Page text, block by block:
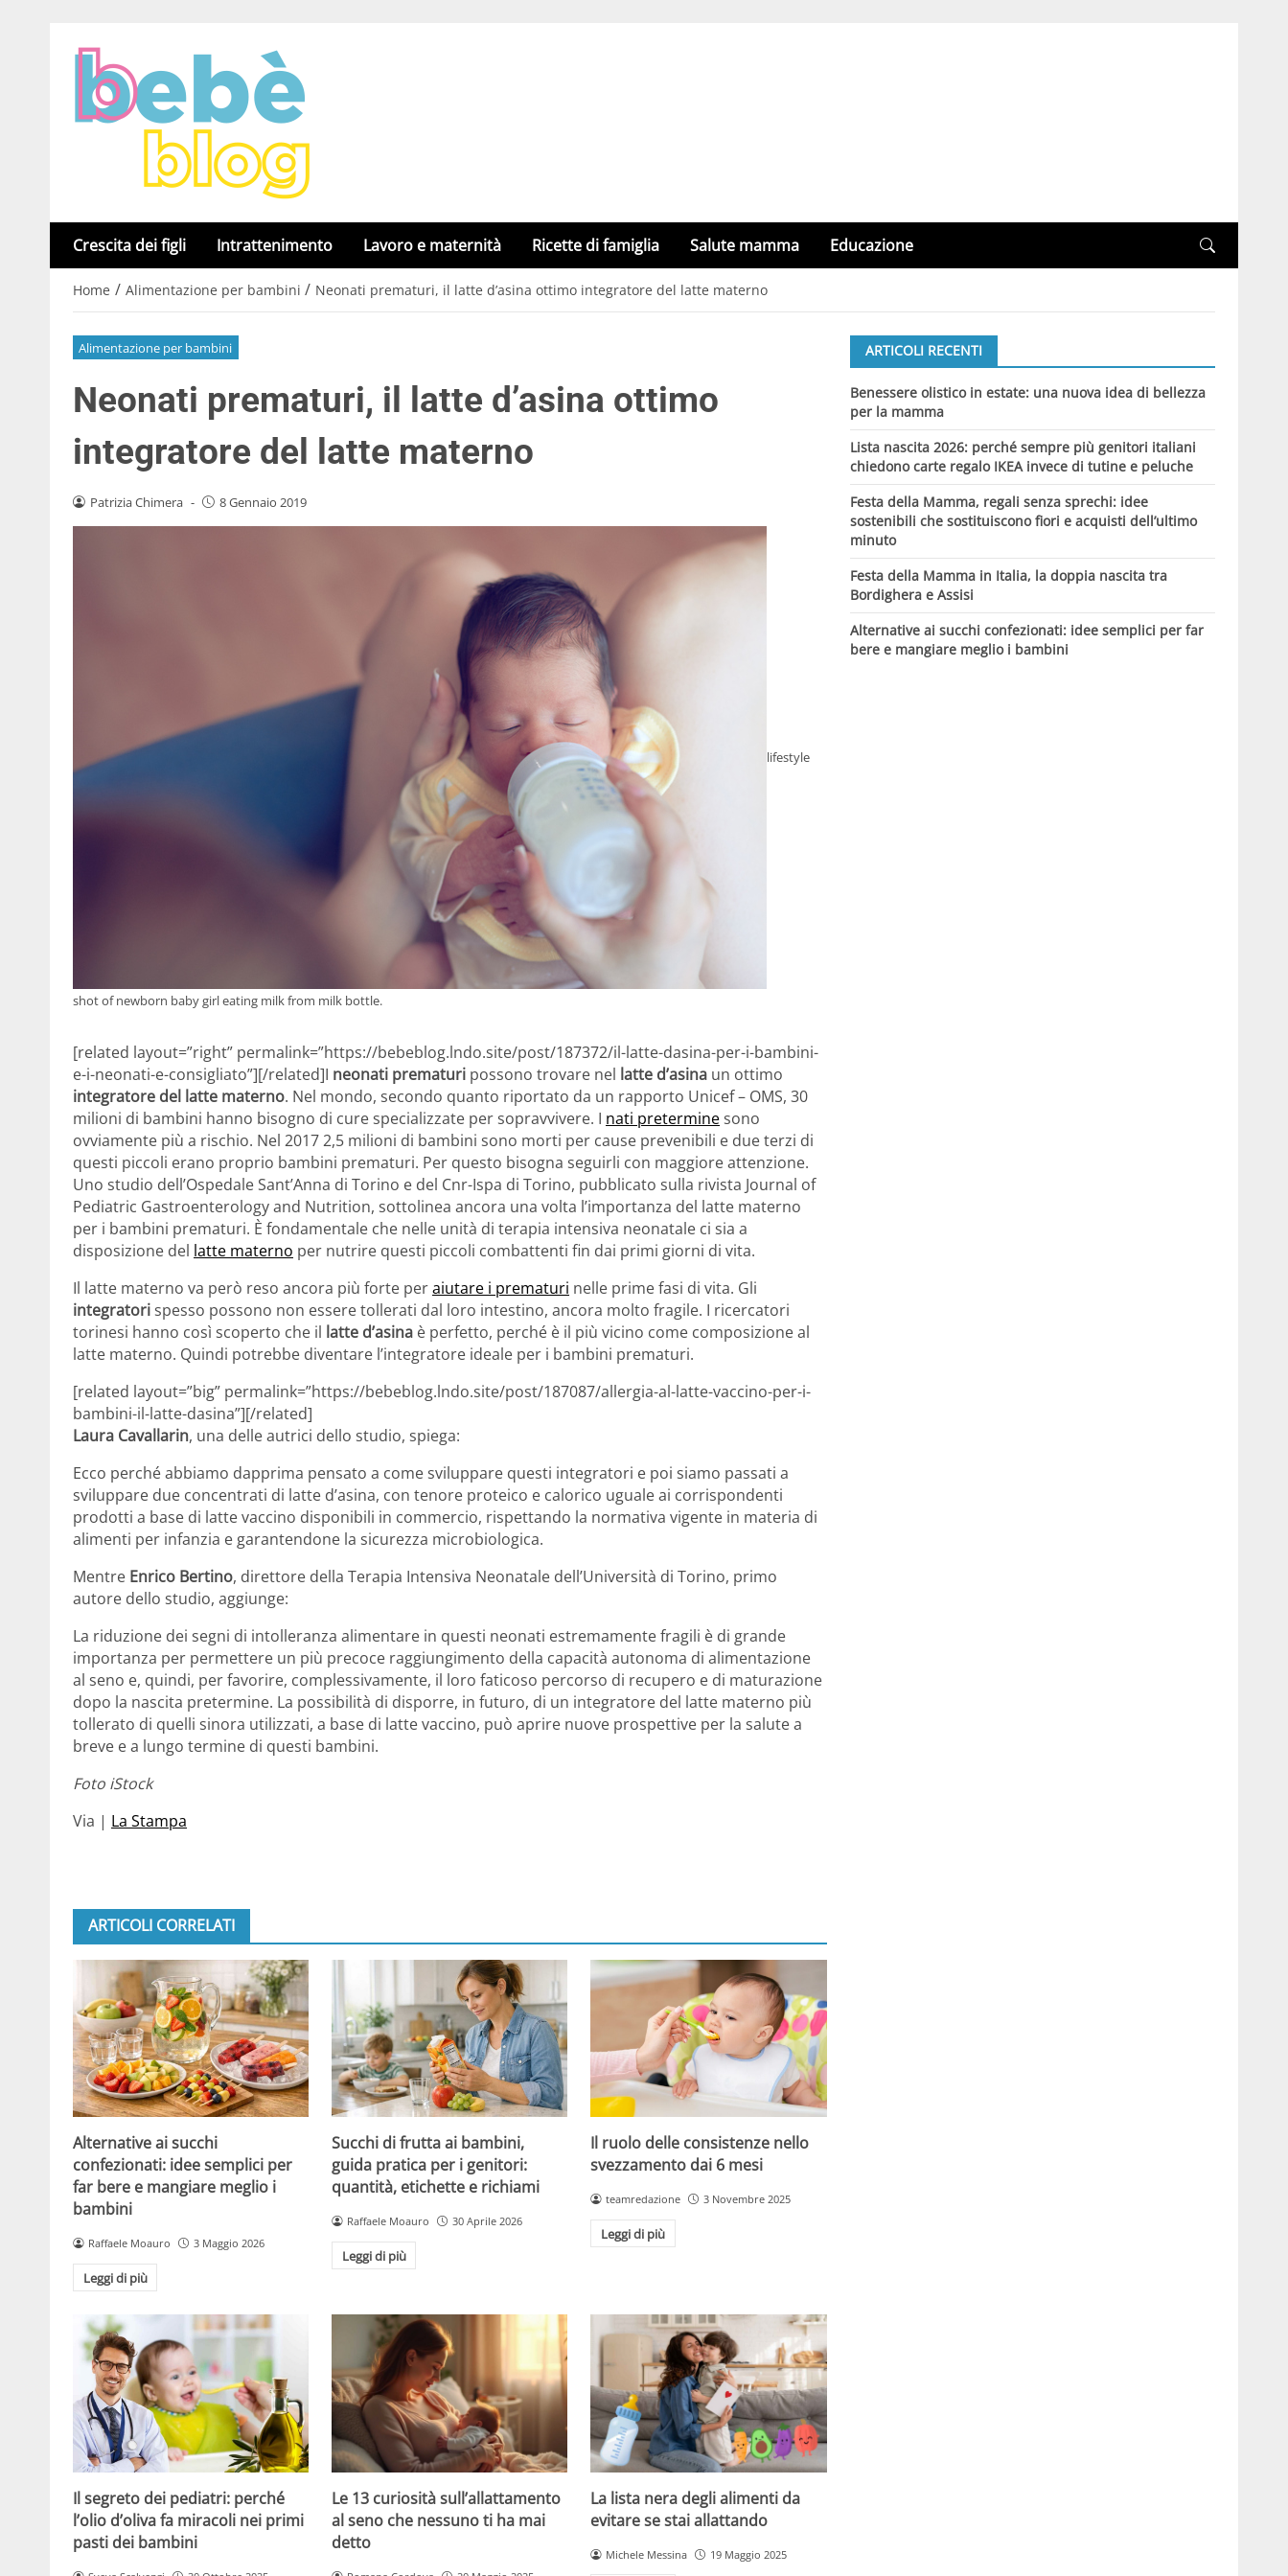
Crescita dei figli Intrattenimento Lavoro e maternità Ricette di famiglia Salute mamma Educazione
Home / Alimentazione per bambini / Neonati prematuri, il latte d’asina ottimo integratore del latte materno
Alimentazione per bambini
Neonati prematuri, il latte d’asina ottimo
integratore del latte materno
Patrizia Chimera - 8 Gennaio 2019
lifestyle
shot of newborn baby girl eating milk from milk bottle.
[related layout=”right” permalink=”https://bebeblog.lndo.site/post/187372/il-latte-dasina-per-i-bambini-
e-i-neonati-e-consigliato”][/related]I neonati prematuri possono trovare nel latte d’asina un ottimo
integratore del latte materno. Nel mondo, secondo quanto riportato da un rapporto Unicef – OMS, 30
milioni di bambini hanno bisogno di cure specializzate per sopravvivere. I nati preterminesono
ovviamente più a rischio. Nel 2017 2,5 milioni di bambini sono morti per cause prevenibili e due terzi di
questi piccoli erano proprio bambini prematuri. Per questo bisogna seguirli con maggiore attenzione.
Uno studio dell’Ospedale Sant’Anna di Torino e del Cnr-Ispa di Torino, pubblicato sulla rivista Journal of
Pediatric Gastroenterology and Nutrition, sottolinea ancora una volta l’importanza del latte materno
per i bambini prematuri. È fondamentale che nelle unità di terapia intensiva neonatale ci sia a
disposizione del latte materno per nutrire questi piccoli combattenti fin dai primi giorni di vita.
Il latte materno va però reso ancora più forte peraiutare i prematuri nelle prime fasi di vita. Gli
integratorispesso possono non essere tollerati dal loro intestino, ancora molto fragile. I ricercatori
torinesi hanno così scoperto che il latte d’asina è perfetto, perché è il più vicino come composizione al
latte materno. Quindi potrebbe diventare l’integratore ideale per i bambini prematuri.
[related layout=”big” permalink=”https://bebeblog.lndo.site/post/187087/allergia-al-latte-vaccino-per-i-
bambini-il-latte-dasina”][/related]
Laura Cavallarin, una delle autrici dello studio, spiega:
Ecco perché abbiamo dapprima pensato a come sviluppare questi integratori e poi siamo passati a
sviluppare due concentrati di latte d’asina, con tenore proteico e calorico uguale ai corrispondenti
prodotti a base di latte vaccino disponibili in commercio, rispettando la normativa vigente in materia di
alimenti per infanzia e garantendone la sicurezza microbiologica.
Mentre Enrico Bertino, direttore della Terapia Intensiva Neonatale dell’Università di Torino, primo
autore dello studio, aggiunge:
La riduzione dei segni di intolleranza alimentare in questi neonati estremamente fragili è di grande
importanza per permettere un più precoce raggiungimento della capacità autonoma di alimentazione
al seno e, quindi, per favorire, complessivamente, il loro faticoso percorso di recupero e di maturazione
dopo la nascita pretermine. La possibilità di disporre, in futuro, di un integratore del latte materno più
tollerato di quelli sinora utilizzati, a base di latte vaccino, può aprire nuove prospettive per la salute a
breve e a lungo termine di questi bambini.
Foto iStock
Via | La Stampa
ARTICOLI CORRELATI
Alternative ai succhi
confezionati: idee semplici per
far bere e mangiare meglio i
bambini
Raffaele Moauro 3 Maggio 2026
Leggi di più
Succhi di frutta ai bambini,
guida pratica per i genitori:
quantità, etichette e richiami
Raffaele Moauro 30 Aprile 2026
Leggi di più
Il ruolo delle consistenze nello
svezzamento dai 6 mesi
teamredazione 3 Novembre 2025
Leggi di più
Il segreto dei pediatri: perché
l’olio d’oliva fa miracoli nei primi
pasti dei bambini
Le 13 curiosità sull’allattamento
al seno che nessuno ti ha mai
detto
La lista nera degli alimenti da
evitare se stai allattando
Michele Messina 19 Maggio 2025
ARTICOLI RECENTI
Benessere olistico in estate: una nuova idea di bellezza
per la mamma
Lista nascita 2026: perché sempre più genitori italiani
chiedono carte regalo IKEA invece di tutine e peluche
Festa della Mamma, regali senza sprechi: idee
sostenibili che sostituiscono fiori e acquisti dell’ultimo
minuto
Festa della Mamma in Italia, la doppia nascita tra
Bordighera e Assisi
Alternative ai succhi confezionati: idee semplici per far
bere e mangiare meglio i bambini